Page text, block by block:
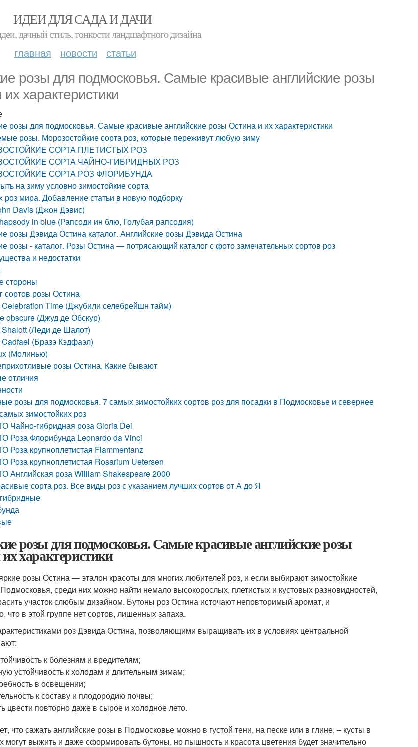
ИДЕИ ДЛЯ САДА И ДАЧИ
дачный стиль, тонкости ландшафтного дизайна
главная новости статьи
розы для подмосковья. Самые красивые английские розы
характеристики
розы для подмосковья. Самые красивые английские розы Остина и их характеристики
розы. Морозостойкие сорта роз, которые переживут любую зиму
СОРТА ПЛЕТИСТЫХ РОЗ
СОРТА ЧАЙНО-ГИБРИДНЫХ РОЗ
СОРТА РОЗ ФЛОРИБУНДА
на зиму условно зимостойкие сорта
роз мира. Добавление статьи в новую подборку
Davis (Джон Дэвис)
in blue (Рапсоди ин блю, Голубая рапсодия)
розы Дэвида Остина каталог. Английские розы Дэвида Остина
розы - каталог. Розы Остина — потрясающий каталог с фото замечательных сортов роз
и недостатки
стороны
сортов розы Остина
Time (Джубили селебрейшн тайм)
obscure (Джуд де Обскур)
Shalott (Леди де Шалот)
Cadfael (Бразэ Кэдфаэл)
(Молинью)
розы Остина. Какие бывают
отличия
розы для подмосковья. 7 самых зимостойких сортов роз для посадки в Подмосковье и севернее
зимостойких роз
Чайно-гибридная роза Gloria Dei
Роза Флорибунда Leonardo da Vinci
Роза крупноплетистая Flammentanz
Роза крупноплетистая Rosarium Uetersen
Английская роза William Shakespeare 2000
сорта роз. Все виды роз с указанием лучших сортов от А до Я
розы для подмосковья. Самые красивые английские розы
характеристики
розы Остина — эталон красоты для многих любителей роз, и если выбирают зимостойкие
среди них можно найти немало высокорослых, плетистых и кустовых разновидностей,
участок слюбым дизайном. Бутоны роз Остина источают неповторимый аромат, и
что в этой группе нет сортов, лишенных запаха.
роз Дэвида Остина, позволяющими выращивать их в условиях центральной
к болезням и вредителям;
устойчивость к холодам и длительным зимам;
в освещении;
к составу и плодородию почвы;
цвести повторно даже в сырое и холодное лето.
что сажать английские розы в Подмосковье можно в густой тени, на песке или в глине, – кусты в
могут выжить и даже сформировать бутоны, но пышность и красота цветения будет значительно